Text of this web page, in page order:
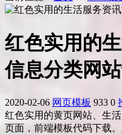
红色实用的
信息分类网
2020-02-06 网页模板 933 0
红色实用的黄页网站、生
页面，前端模板代码下载